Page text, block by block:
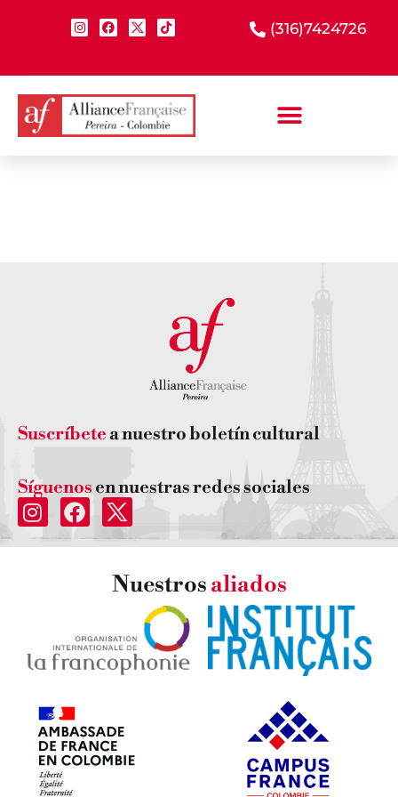
(316)7424726
Suscríbete a nuestro boletín cultural
Síguenos en nuestras redes sociales
Nuestrosaliados